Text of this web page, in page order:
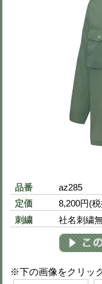
※色を選択す
※買い物カー
S 3,600円
3,600円
L 3,600円